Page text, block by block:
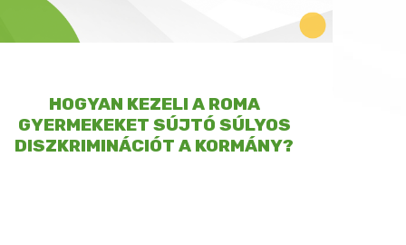
HOGYAN KEZELI A ROMA
GYERMEKEKET SÚJTÓ SÚLYOS
DISZKRIMINÁCIÓT A KORMÁNY?